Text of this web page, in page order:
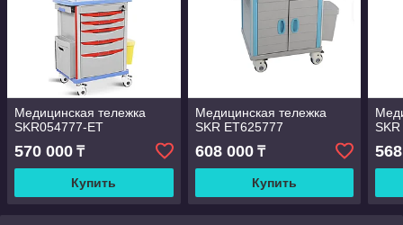
Медицинская тележка
SKR054777-ET
570 000 ₸
Купить
Медицинская тележка
SKR ЕТ625777
608 000₸
Купить